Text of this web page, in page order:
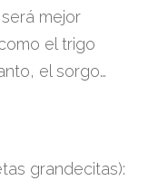
mejor
el trigo
el sorgo…
grandecitas):